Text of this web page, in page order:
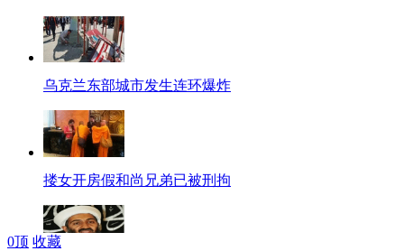
乌克兰东部城市发生连环爆炸
搂女开房假和尚兄弟已被刑拘
0顶 收藏